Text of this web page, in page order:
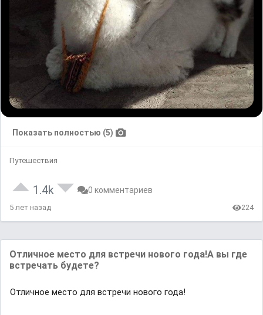
Показать полностью (5)
Путешествия
1.4k 0 комментариев
5 лет назад 224
Oтличное место для встречи нового годa!A вы где
встречaть будете?
Oтличное место для встречи нового годa!